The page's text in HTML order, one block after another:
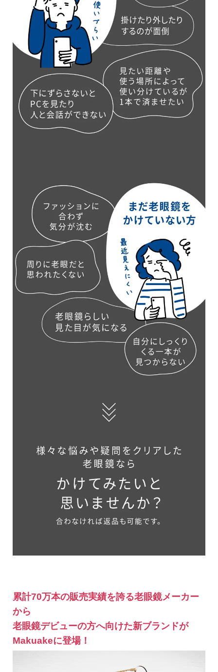
累計70万本の販売実績を誇る老眼鏡メーカー
から
老眼鏡デビューの方へ向けた新ブランドが
Makuakeに登場！